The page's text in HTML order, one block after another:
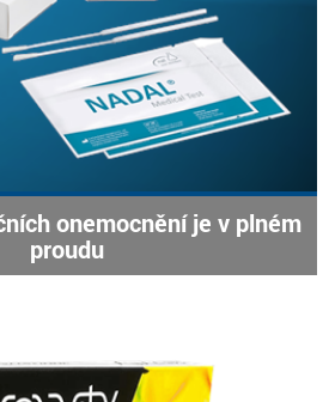
onemocnění je v plném
proudu